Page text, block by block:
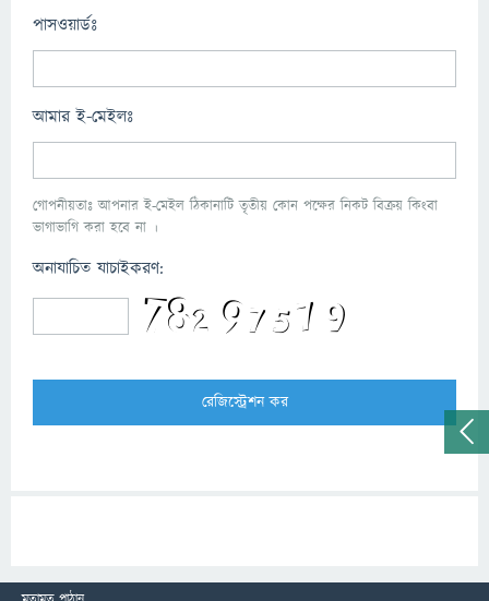
পাসওয়ার্ডঃ
আমার ই-মেইলঃ
গোপনীয়তাঃ আপনার ই-মেইল ঠিকানাটি তৃতীয় কোন পক্ষের নিকট বিক্রয় কিংবা
ভাগাভাগি করা হবে না ।
অনাযাচিত যাচাইকরণ: